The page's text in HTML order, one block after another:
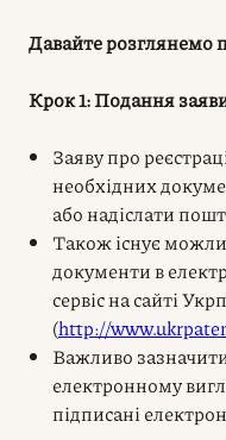
Давайте розглянемо
Крок 1: Подання
Заяву про
необхідних
або надіслати
Також існує
документи в
сервіс на сайті
(http://
Важливо
електронному
підписані